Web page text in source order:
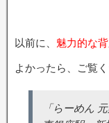
以前に、 魅力的な
よかったら、ご覧く
「らーめん